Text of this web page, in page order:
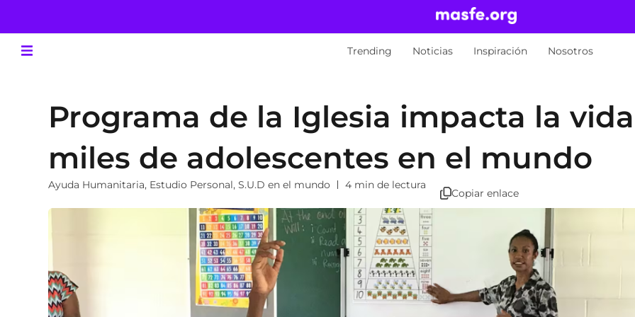
Trending Noticias Inspiración Nosotros
Programa de la Iglesia impacta la
miles de adolescentes en el mundo
Ayuda Humanitaria, Estudio Personal,S.U.D en el mundo 4 min de lectura
Copiar enlace